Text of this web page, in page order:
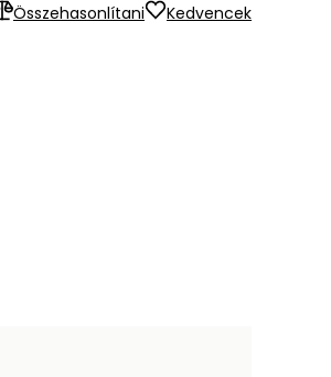
Összehasonlítani Kedvencek